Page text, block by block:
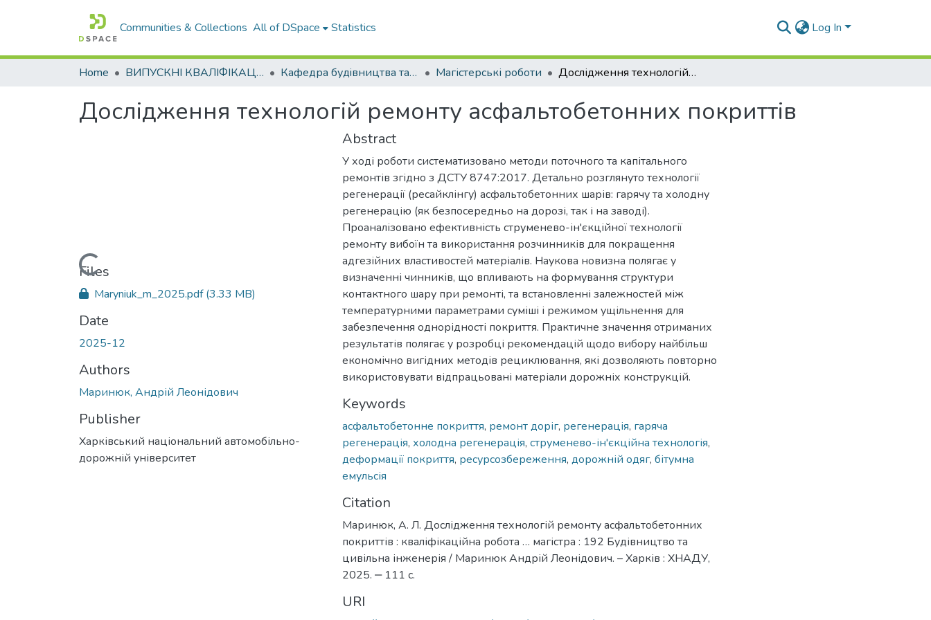
Communities & Collections All of DSpace Statistics Log In
Home ВИПУСКНІ КВАЛІФІКАЦІЙНІ РОБОТИ Кафедра будiвництва та експлуатацiї автомобiльних дорiг Магістерські роботи Дослідження технологій ремонту асфальтобетонних покриттів
Дослідження технологій ремонту асфальтобетонних покриттів
Loading...
Files
Maryniuk_m_2025.pdf(3.33 MB)
Date
2025-12
Authors
Маринюк, Андрій Леонідович
Publisher
Харківський національний автомобільно-
дорожній університет
Abstract
У ході роботи систематизовано методи поточного та капітального
ремонтів згідно з ДСТУ 8747:2017. Детально розглянуто технології
регенерації (ресайклінгу) асфальтобетонних шарів: гарячу та холодну
регенерацію (як безпосередньо на дорозі, так і на заводі).
Проаналізовано ефективність струменево-ін'єкційної технології
ремонту вибоїн та використання розчинників для покращення
адгезійних властивостей матеріалів. Наукова новизна полягає у
визначенні чинників, що впливають на формування структури
контактного шару при ремонті, та встановленні залежностей між
температурними параметрами суміші і режимом ущільнення для
забезпечення однорідності покриття. Практичне значення отриманих
результатів полягає у розробці рекомендацій щодо вибору найбільш
економічно вигідних методів рециклювання, які дозволяють повторно
використовувати відпрацьовані матеріали дорожніх конструкцій.
Keywords
асфальтобетонне покриття, ремонт доріг, регенерація, гаряча
регенерація, холодна регенерація, струменево-ін'єкційна технологія,
деформації покриття, ресурсозбереження, дорожній одяг, бітумна
емульсія
Citation
Маринюк, А. Л. Дослідження технологій ремонту асфальтобетонних
покриттів : кваліфікаційна робота … магістра : 192 Будівництво та
цивільна інженерія / Маринюк Андрій Леонідович. – Харків : ХНАДУ,
2025. ‒ 111 c.
URI